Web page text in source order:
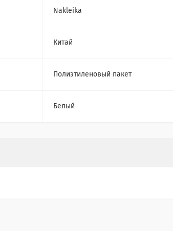
Nakleika
Китай
Полиэтиленовый пакет
Белый